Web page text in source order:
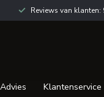
Reviews van klanten:
Advies Klantenservice